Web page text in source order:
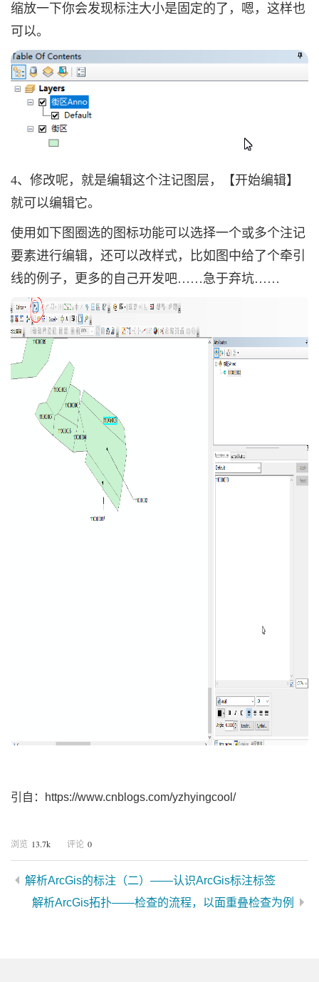
缩放一下你会发现标注大小是固定的了，嗯，这样也
可以。
4、修改呢，就是编辑这个注记图层，【开始编辑】
就可以编辑它。
使用如下图圈选的图标功能可以选择一个或多个注记
要素进行编辑，还可以改样式，比如图中给了个牵引
线的例子，更多的自己开发吧……急于弃坑……
引自：https://www.cnblogs.com/yzhyingcool/
浏览 13.7k 评论 0
解析ArcGis的标注（二）——认识ArcGis标注标签
解析ArcGis拓扑——检查的流程，以面重叠检查为例